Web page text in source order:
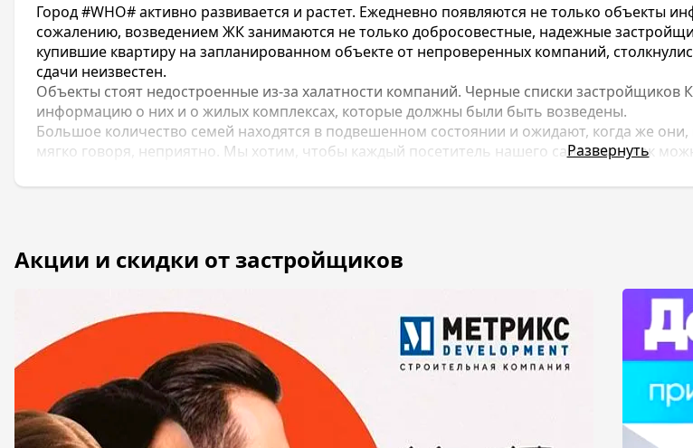
Город #WHO# активно развивается и растет. Ежедневно появляются не только объекты
сожалению, возведением ЖК занимаются не только добросовестные, надежные
купившие квартиру на запланированном объекте от непроверенных компаний,
сдачи неизвестен.
Объекты стоят недостроенные из-за халатности компаний. Черные списки
информацию о них и о жилых комплексах, которые должны были быть возведены.
Большое количество семей находятся в подвешенном состоянии и ожидают, когда же они,
мягко говоря, неприятно. Мы хотим, чтобы каждый посетитель нашего сайта смог как
могли предостеречь себя от подобных ситуаций.
настоящие отзывы и посмотреть оценки посетителей сайта МойЖК.рф. В другом разделе
#WHOM#, которые серьезно и добросовестно подходят к своей работе и стараются
Развернуть